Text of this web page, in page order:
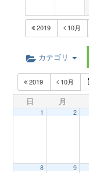
2019 10月
カテゴリ
2019 10月
日 月
1 2
8 9